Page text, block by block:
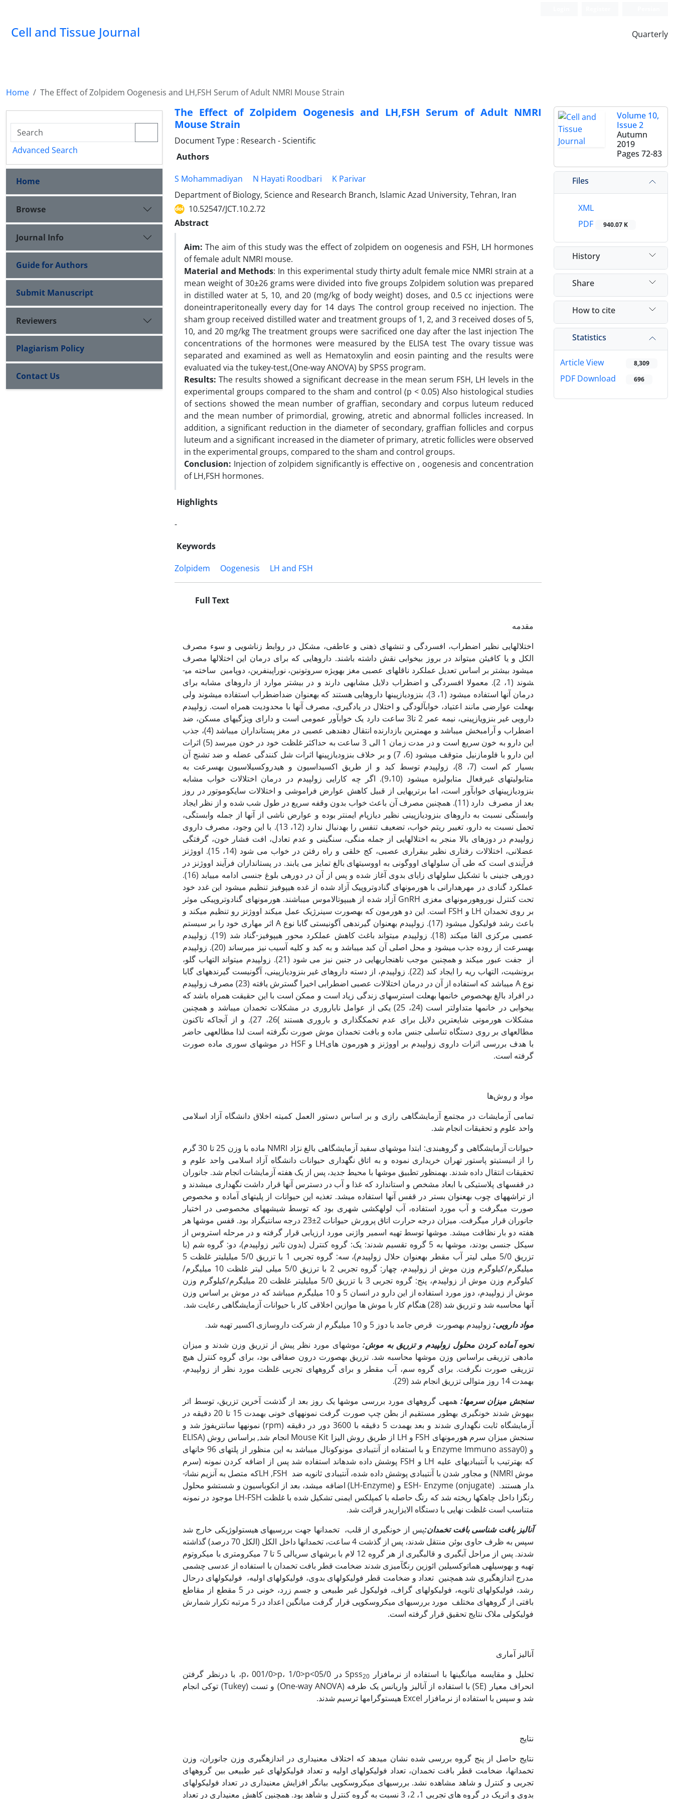
Cell and Tissue Journal Quarterly
Home The Effect of Zolpidem Oogenesis and LH,FSH Serum of Adult NMRI Mouse Strain
The Effect of Zolpidem Oogenesis and LH,FSH Serum of Adult NMRI
Mouse Strain
Document Type : Research - Scientific
Authors
S Mohammadiyan
N Hayati Roodbari
K Parivar
Department of Biology, Science and Research Branch, Islamic Azad University, Tehran, Iran
10.52547/JCT.10.2.72
Abstract
Aim: The aim of this study was the effect of zolpidem on oogenesis and FSH, LH hormones
of female adult NMRI mouse.
Material and Methods: In this experimental study thirty adult female mice NMRI strain at a
mean weight of 30±26 grams were divided into five groups Zolpidem solution was prepared
in distilled water at 5, 10, and 20 (mg/kg of body weight) doses, and 0.5 cc injections were
doneintraperitoneally every day for 14 days The control group received no injection. The
sham group received distilled water and treatment groups of 1, 2, and 3 received doses of 5,
10, and 20 mg/kg The treatment groups were sacrificed one day after the last injection The
concentrations of the hormones were measured by the ELISA test The ovary tissue was
separated and examined as well as Hematoxylin and eosin painting and the results were
evaluated via the tukey-test,(One-way ANOVA) by SPSS program.
Results: The results showed a significant decrease in the mean serum FSH, LH levels in the
experimental groups compared to the sham and control (p < 0.05) Also histological studies
of sections showed the mean number of graffian, secondary and corpus luteum reduced
and the mean number of primordial, growing, atretic and abnormal follicles increased. In
addition, a significant reduction in the diameter of secondary, graffian follicles and corpus
luteum and a significant increased in the diameter of primary, atretic follicles were observed
in the experimental groups, compared to the sham and control groups.
Conclusion: Injection of zolpidem significantly is effective on , oogenesis and concentration
of LH,FSH hormones.
Highlights
-
Keywords
Zolpidem
Oogenesis LH and FSH
Full Text
مقدمه
اختلال‏هایی نظیر اضطراب، افسردگی و تنش­های ذهنی و عاطفی، مشکل در روابط زناشویی و سوء مصرف
الکل و یا کافیئن می­تواند در بروز بی­خوابی نقش داشته باشند. داروهایی که برای درمان این اختلال‏ها مصرف
می‏شود بیشتر بر اساس تعدیل عملکرد ناقل­های عصبی مغز به‏ویژه سروتونین، نوراپی­نفرین، دوپامین ساخته می­
شوند (1، 2). معمولا افسردگی و اضطراب دلایل مشابهی دارند و در بیش‏تر موارد از داروهای مشابه برای
درمان آن­ها استفاده می­شود (1، 3)، بنزودیازپین­ها داروهایی هستند که به‏عنوان ضداضطراب استفاده می­شوند ولی
به‏علت عوارضی مانند اعتیاد، خواب‏آلودگی و اختلال در یادگیری، مصرف آن­ها با محدودیت همراه است. زولپیدم
دارویی غیر بنزویازپینی، نیمه عمر 2 تا3 ساعت دارد یک خواب‏آور عمومی است و دارای ویژگی­های مسکن، ضد
اضطراب و آرام­بخش می­باشد و مهم‏ترین بازدارنده انتقال دهنده­ی عصبی در مغز پستانداران می‏باشد (4)، جذب
این دارو به خون سریع است و در مدت زمان 1 الی 3 ساعت به حداکثر غلظت خود در خون می‏رسد (5) اثرات
این دارو با فلومازنیل متوقف می­شود (6، 7) و بر خلاف بنزودیازپین­ها اثرات شل کنندگی عضله و ضد تشنج آن
بسیار کم است (7، 8)، زولپیدم توسط کبد و از طریق اکسیداسیون و هیدروکسیلاسیون به‏سرعت به
متابولیت‏های غیرفعال متابولیزه می­شود (9،10). اگر چه کارایی زولپیدم در درمان اختلالات خواب مشابه
بنزودیازپین­های خواب­آور است، اما برتری­هایی از قبیل کاهش عوارض فراموشی و اختلالات سایکوموتور در روز
بعد از مصرف دارد (11). همچنین مصرف آن باعث خواب بدون وقفه سریع در طول شب شده و از نظر ایجاد
وابستگی نسبت به داروهای بنزودیازپینی نظیر دیازپام ایمن­تر بوده و عوارض ناشی از آن­ها از جمله وابستگی،
تحمل نسبت به دارو، تغییر ریتم خواب، تضعیف تنفس را به‏دنبال ندارد (12، 13). با این وجود، مصرف داروی
زولپیدم در دوزهای بالا منجر به اختلال‏هایی از جمله منگی، سنگینی و عدم تعادل، افت فشار خون، گرفتگی
عضلانی، اختلالات رفتاری نظیر بی­قراری عصبی، کج خلقی و راه رفتن در خواب می ­شود (14، 15). اووژنز
فرآیندی است که طی آن سلول‏های اووگونی به اووسیت‏های بالغ تمایز می یابند. در پستانداران فرآیند اووژنز در
دوره‏ی جنینی با تشکیل سلول‏های زایای بدوی آغاز شده و پس از آن در دوره‏ی بلوغ جنسی ادامه می‏یابد (16).
عملکرد گنادی در مهره‏دارانی با هورمون­های گنادوتروپیک آزاد شده از غده هیپوفیز تنظیم می­شود این غدد خود
تحت کنترل نوروهورمون­های مغزی GnRH آزاد شده از هییپوتالاموس می­باشند. هورمون­های گنادوتروپیکی موثر
بر روی تخمدان LH و FSH است. این دو هورمون که به‏صورت سینرژیک عمل می­کند اووژنز رو تنظیم می­کند و
باعث رشد فولیکول می‏شود (17). زولپیدم به‏عنوان گیرنده‏ی آگونیستی گابا نوع A اثر مهاری خود را بر سیستم
عصبی مرکزی القا می‏کند (18). زولپیدم می‏تواند باغث کاهش عملکرد محور هیپوفیز-گناد شد (19). زولپیدم
به‏سرعت از روده جذب می‏شود و محل اصلی آن کبد می‏باشد و به کبد و کلیه آسیب نیز می‏رساند (20). زولپیدم
از جفت عبور می‏کند و همچنین موجب ناهنجاری‏هایی در جنین نیز می شود (21). زولپیدم می‏تواند التهاب گلو،
برونشیت، التهاب ریه را ایجاد کند (22). زولپیدم، از دسته داروهای غیر بنزودیازپینی، آگونیست گیرنده­های گابا
نوع A می­باشد که استفاده از آن در درمان اختلالات عصبی اضطرابی اخیرا گسترش یافته (23) مصرف زولپیدم
در افراد بالغ به‏خصوص خانم‏ها به‏علت استرسهای زندگی زیاد است و ممکن است با این حقیقت همراه باشد که
بی‏خوابی در خانم‏ها متداول‏تر است (24، 25) یکی از عوامل ناباروری در مشکلات تخمدان می‏باشد و همچنین
مشکلات هورمونی شایع‏ترین دلایل برای عدم تخمک‏گذاری و باروری هستند )26، 27). و از آن‏جاکه تاکنون
مطالعه‏ای بر روی دستگاه تناسلی جنس ماده و بافت تخمدان موش صورت نگرفته است لذا مطالعه­ی حاضر
با هدف بررسی اثرات داروی زولپیدم بر اووژنز و هورمون هایLH و HSF در موش­های سوری ماده صورت
گرفته است.
مواد و روش‌ها
تمامی آزمایشات در مجتمع آزمایشگاهی رازی و بر اساس دستور العمل کمیته اخلاق دانشگاه آزاد اسلامی
واحد علوم و تحقیقات انجام شد.
حیوانات آزمایشگاهی و گروه‏بندی: ابتدا موش‏های سفید آزمایشگاهی بالغ نژاد NMRI ماده با وزن 25 تا 30 گرم
را از انیستیتو پاستور تهران خریداری نموده و به اتاق نگه‏داری حیوانات دانشگاه آزاد اسلامی واحد علوم و
تحقیقات انتقال داده شدند. به‏منظور تطبیق موش‏ها با محیط جدید، پس از یک هفته آزمایشات انجام شد. جانوران
در قفس‏های پلاستیکی با ابعاد مشخص و استاندارد که غذا و آب در دسترس آن‏ها قرار داشت نگه‏داری می­شدند و
از تراشه­های چوب به‏عنوان بستر در قفس آن‏ها استفاده می­شد. تغذیه این حیوانات از پلیت‏های آماده و مخصوص
صورت می­گرفت و آب مورد استفاده، آب لوله­کشی شهری بود که توسط شیشه­های مخصوصی در اختیار
جانوران قرار می­گرفت. میزان درجه حرارت اتاق پرورش حیوانات 2±23 درجه سانتی‏گراد بود. قفس موش­ها هر
هفته دو بار نظافت می­شد. موش‏ها توسط تهیه اسمیر واژنی مورد ارزیابی قرار گرفته و در مرحله استروس از
سیکل جنسی بودند، موش­ها به 5 گروه تقسیم شدند: یک: گروه کنترل (بدون تاثیر زولپیدم)، دو: گروه شم (با
تزریق 5/0 میلی لیتر آب مقطر به‏عنوان حلال زولپیدم)، سه: گروه تجربی 1 با تزریق 5/0 میلی‏لیتر غلظت 5
میلی‏گرم/کیلوگرم وزن موش از زولپیدم، چهار: گروه تجربی 2 با ترزیق 5/0 میلی لیتر غلظت 10 میلی‏گرم/
کیلوگرم وزن موش از زولپیدم، پنج: گروه تجربی 3 با تزریق 5/0 میلی‏لیتر غلظت 20 میلی‏گرم/کیلوگرم وزن
موش از زولپیدم، دوز مورد استفاده از این دارو در انسان 5 و 10 میلی‏گرم می‏باشد که در موش بر اساس وزن
آن‏ها محاسبه شد و تزریق شد (28) هنگام کار با موش ها موازین اخلاقی کار با حیوانات آزمایشگاهی رعایت شد.
مواد دارویی: زولپیدم به‏صورت قرص جامد با دوز 5 و 10 میلی‏گرم از شرکت داروسازی اکسیر تهیه شد.
نحوه آماده کردن محلول زولپیدم و تزریق به موش:موش‏های مورد نظر پیش از تزریق وزن شدند و میزان
ماده­ی تزریقی براساس وزن موش­ها محاسبه شد. تزریق به‏صورت درون صفاقی بود، برای گروه کنترل هیچ
تزریقی صورت نگرفت. برای گروه سم، آب مقطر و برای گروه­های تجربی غلظت مورد نظر از زولپیدم،
به‏مدت 14 روز متوالی تزریق انجام شد (29).
سنجش میزان سرم‏ها: همه‏ی گروه‏های مورد بررسی موش‏ها یک روز بعد از گذشت آخرین تزریق، توسط اتر
بیهوش شدند خون‏گیری به‏طور مستقیم از بطن چپ صورت گرفت نمونه‏های خونی به‏مدت 15 تا 20 دقیقه در
آزمایشگاه ثابت نگه‏داری شدند و بعد به‏مدت 5 دقیقه با 3600 دور در دقیقه (rpm) نمونه‏ها سانتریفوژ شد و
سنجش میزان سرم هورمون‏های FSH و LH از طریق روش الیزا Mouse Kit انجام شد, براساس روش (ELISA
و (Enzyme Immuno assay0 و با استفاده از آنتی­بادی مونوکونال می­باشد به این منظور از پلت­های 96 خانه­ای
که به‏ترتیب با آنتی­بادی­های علیه LH و FSH پوشش داده شده­اند استفاده شد پس از اضافه کردن نمونه (سرم
موش NMRI) و مجاور شدن با آنتی­بادی پوشش داده شده، آنتی­بادی ثانویه ضد LH ,FSHکه متصل به آنزیم نشان­
دار هستند. ESH- Enzyme (onjugate) و (LH-Enzyme) اضافه می‫شد، بعد از انکوباسیون و شستشو محلول
رنگ‏زا داخل چاهک­ها ریخته شد که رنگ حاصله با کمپلکس ایمنی تشکیل شده با غلظت LH-FSH موجود در نمونه
متناسب است غلظت نهایی با دستگاه الایزاریدر قرائت شد.
آنالیز بافت شناسی بافت تخمدان:پس از خون‏گیری از قلب، تخمدان‏ها جهت بررسی‏های هیستولوژیکی خارج شد
سپس به ظرف حاوی بوئن منتقل شدند، پس از گذشت 4 ساعت، تخمدان‏ها داخل الکل (الکل 70 درصد) گذاشته
شدند. پس از مراحل آب‏گیری و قالب‏گیری از هر گروه 12 لام با برش‏های سریالی 5 تا 7 میکرومتری با میکروتوم
تهیه و به‏وسیله‏ی هماتوکسیلین ائوزین رنگ‏آمیزی شدند ضخامت قطر بافت تخمدان با استفاده از عدسی چشمی
مدرج اندازه‏گیری شد همچنین تعداد و ضخامت قطر فولیکول‏های بدوی، فولیکول‏های اولیه، فولیکول‏های درحال
رشد، فولیکول‏های ثانویه، فولیکول‏های گراف، فولیکول غیر طبیعی و جسم زرد، خونی در 5 مقطع از مقاطع
بافتی از گروه‏های مختلف مورد بررسی‏های میکروسکوپی قرار گرفت میانگین اعداد در 5 مرتبه تکرار شمارش
فولیکولی ملاک نتایج تحقیق قرار گرفته است.
آنالیز آماری
تحلیل و مقایسه میانگین­ها با استفاده از نرم­افزار Spss
20
در 05/0>p، 001/0>p، 1/0>p، با درنظر گرفتن
انحراف معیار (SE) با استفاده از آنالیز واریانس یک طرفه (One-way ANOVA) و تست (Tukey) توکی انجام
شد و سپس با استفاده از نرم­افزار Excel هیستوگرام­ها ترسیم شدند.
نتایج
نتایج حاصل از پنج گروه بررسی شده نشان می‏دهد که اختلاف معنی‏داری در اندازه‏گیری وزن جانوران، وزن
تخمدان‏ها، ضخامت قطر بافت تخمدان، تعداد فولیکول‏های اولیه و تعداد فولیکول‏های غیر طبیعی بین گروه‏های
تجربی و کنترل و شاهد مشاهده نشد. بررسی‏های میکروسکوپی بیانگر افزایش معنی‏داری در تعداد فولیکول‏های
بدوی و اتریک در گروه های تجربی 1، 2، 3 نسبت به گروه کنترل و شاهد بود. همچنین کاهش معنی‏داری در تعداد
Volume 10,
Issue 2
Autumn
2019
Pages 72-83
Files
XML
PDF
940.07 K
History
Share
How to cite
Statistics
Article View 8,309
PDF Download 696
Advanced Search
Home
Browse
Journal Info
Guide for Authors
Submit Manuscript
Reviewers
Plagiarism Policy
Contact Us